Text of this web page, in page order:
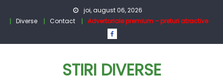
joi, august 06, 2026
Diverse
Contact Advertoriale premium – preturi atractive
STIRI DIVERSE